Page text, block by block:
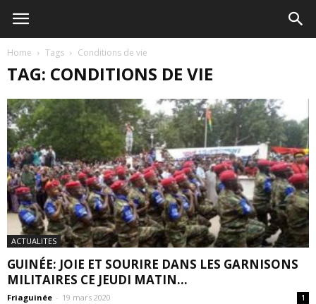
Home Tags Conditions de vie
TAG: CONDITIONS DE VIE
ACTUALITES
GUINÉE: JOIE ET SOURIRE DANS LES GARNISONS
MILITAIRES CE JEUDI MATIN...
Friaguinée - 19 mars 2020 1